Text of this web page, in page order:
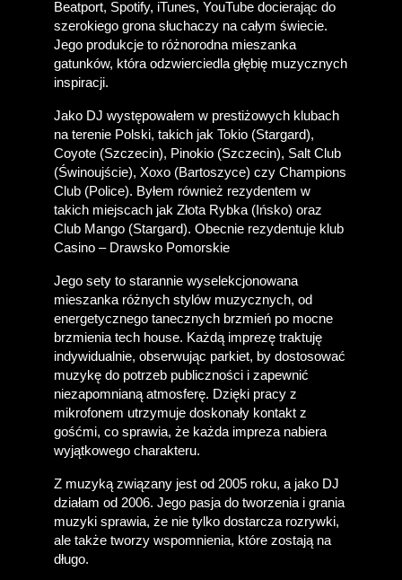
Beatport, Spotify, iTunes, YouTube docierając do
szerokiego grona słuchaczy na całym świecie.
Jego produkcje to różnorodna mieszanka
gatunków, która odzwierciedla głębię muzycznych
inspiracji.
Jako DJ występowałem w prestiżowych klubach
na terenie Polski, takich jak Tokio (Stargard),
Coyote (Szczecin), Pinokio (Szczecin), Salt Club
(Świnoujście), Xoxo (Bartoszyce) czy Champions
Club (Police). Byłem również rezydentem w
takich miejscach jak Złota Rybka (Ińsko) oraz
Club Mango (Stargard). Obecnie rezydentuje klub
Casino – Drawsko Pomorskie
Jego sety to starannie wyselekcjonowana
mieszanka różnych stylów muzycznych, od
energetycznego tanecznych brzmień po mocne
brzmienia tech house. Każdą imprezę traktuję
indywidualnie, obserwując parkiet, by dostosować
muzykę do potrzeb publiczności i zapewnić
niezapomnianą atmosferę. Dzięki pracy z
mikrofonem utrzymuje doskonały kontakt z
gośćmi, co sprawia, że każda impreza nabiera
wyjątkowego charakteru.
Z muzyką związany jest od 2005 roku, a jako DJ
działam od 2006. Jego pasja do tworzenia i grania
muzyki sprawia, że nie tylko dostarcza rozrywki,
ale także tworzy wspomnienia, które zostają na
długo.